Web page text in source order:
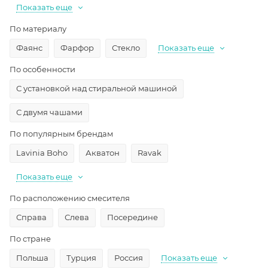
Показать еще
По материалу
Фаянс
Фарфор Стекло Показать еще
По особенности
С установкой над стиральной машиной
С двумя чашами
По популярным брендам
Lavinia Boho
Акватон Ravak
Показать еще
По расположению смесителя
Справа
Слева Посередине
По стране
Польша
Турция Россия Показать еще